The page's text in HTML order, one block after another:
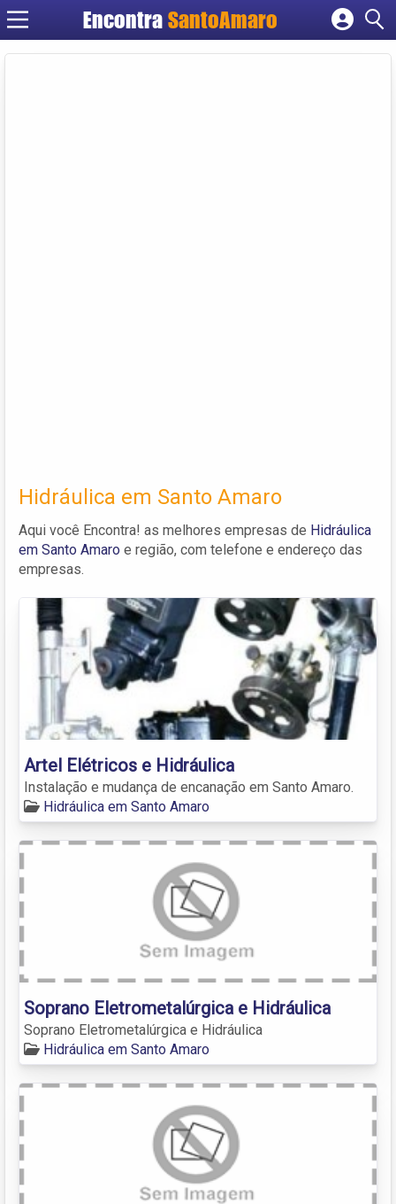
Encontra SantoAmaro
Cadastrar empresa
Hidráulica em Santo Amaro
Aqui você Encontra! as melhores empresas de Hidráulica
em Santo Amaro e região, com telefone e endereço das
empresas.
Artel Elétricos e Hidráulica
Instalação e mudança de encanação em Santo Amaro.
Hidráulica em Santo Amaro
Soprano Eletrometalúrgica e Hidráulica
Soprano Eletrometalúrgica e Hidráulica
Hidráulica em Santo Amaro